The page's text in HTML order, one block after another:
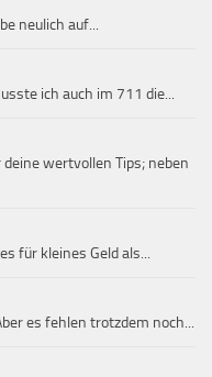
neulich auf...
ich auch im 711 die...
wertvollen Tips; neben
für kleines Geld als...
es fehlen trotzdem noch...